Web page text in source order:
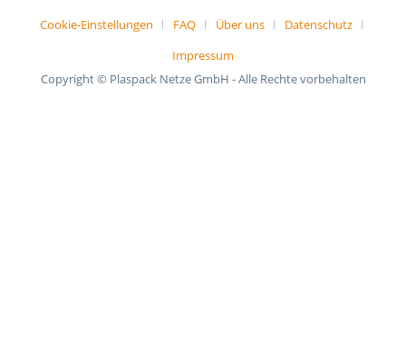
Cookie-Einstellungen FAQ Über uns
Datenschutz
Impressum
Copyright © Plaspack Netze GmbH - Alle Rechte vorbehalten